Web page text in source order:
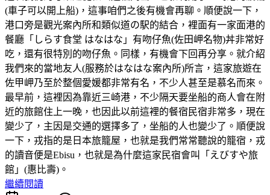
(車子可以開上船)，這事咱們之後有機會再聊。順便說一下，
港口旁是觀光案內所和類似道の駅的結合，裡面有一家面港的
餐廳「しらす食堂 はなはな」有吻仔魚(佐田岬名物)丼非常好
吃，還有很特別的吻仔魚。同樣，有機會下回再分享。就介紹
我們來的當地友人(服務於はなはな案內所)所言，這家旅遊在
佐甲岬乃至於整個愛媛都非常有名，不少人甚至是慕名而來。
最早前，這裡因為靠近三崎港，不少隔天要坐船的商人會在附
近的旅館住上一晚，也因此以前這裡的餐宿民宿非常多，現在
變少了，主因是交通的選擇多了，坐船的人也變少了。順便說
一下，戎指的是日本旅籠屋，也就是我們常常聽說的籠宿，戎
的讀音便是Ebisu，也就是為什麼這家民宿會叫「えびすや旅
館」(惠比壽)。
繼續閱讀